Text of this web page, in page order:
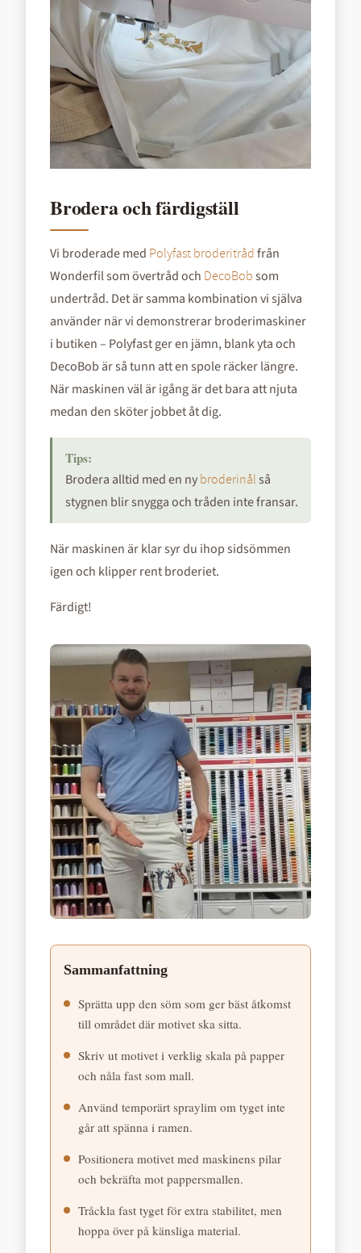
Brodera och färdigställ
Vi broderade med Polyfast broderitråd från
Wonderfil som övertråd och DecoBob som
undertråd. Det är samma kombination vi själva
använder när vi demonstrerar broderimaskiner
i butiken – Polyfast ger en jämn, blank yta och
DecoBob är så tunn att en spole räcker längre.
När maskinen väl är igång är det bara att njuta
medan den sköter jobbet åt dig.
Brodera alltid med en ny broderinål så
stygnen blir snygga och tråden inte fransar.
När maskinen är klar syr du ihop sidsömmen
igen och klipper rent broderiet.
Färdigt!
Sammanfattning
Sprätta upp den söm som ger bäst åtkomst
till området där motivet ska sitta.
Skriv ut motivet i verklig skala på papper
och nåla fast som mall.
Använd temporärt spraylim om tyget inte
går att spänna i ramen.
Positionera motivet med maskinens pilar
och bekräfta mot pappersmallen.
Tråckla fast tyget för extra stabilitet, men
hoppa över på känsliga material.